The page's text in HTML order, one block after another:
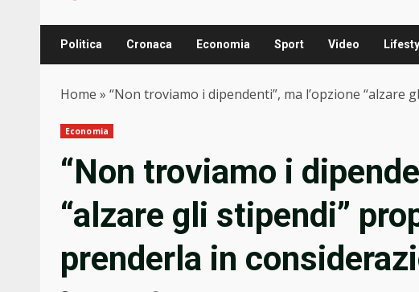
Politica Cronaca Economia Sport Video
Home » “Non troviamo i dipendenti”, ma l’opzione
Economia
“Non troviamo i
“alzare gli stipendi”
prenderla in